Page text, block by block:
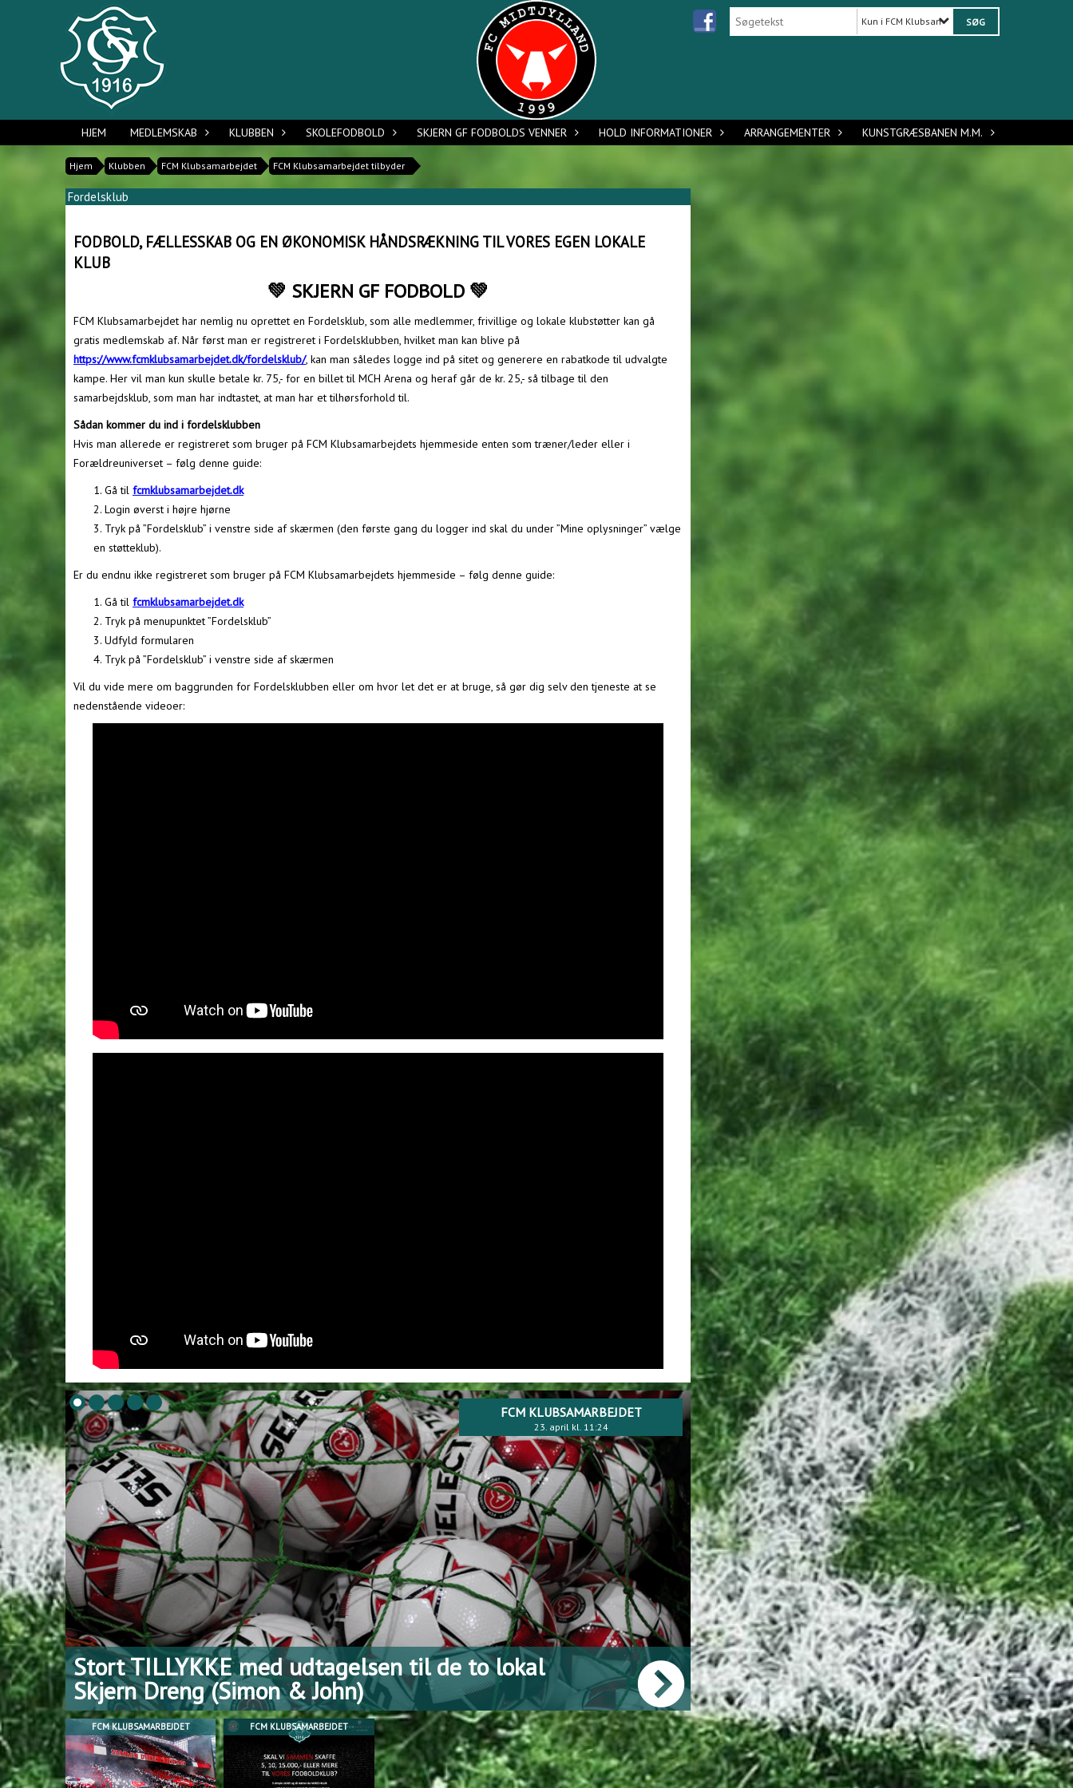
Kun i FCM Klubsamarbejdet tilbyder
HJEM MEDLEMSKAB KLUBBEN SKOLEFODBOLD SKJERN GF FODBOLDS VENNER HOLD INFORMATIONER ARRANGEMENTER KUNSTGRÆSBANEN M.M.
Hjem Klubben FCM Klubsamarbejdet FCM Klubsamarbejdet tilbyder
Fordelsklub
FODBOLD, FÆLLESSKAB OG EN ØKONOMISK HÅNDSRÆKNING TIL VORES EGEN LOKALE
KLUB
💚 SKJERN GF FODBOLD 💚
FCM Klubsamarbejdet har nemlig nu oprettet en Fordelsklub, som alle medlemmer, frivillige og lokale klubstøtter kan gå
gratis medlemskab af. Når først man er registreret i Fordelsklubben, hvilket man kan blive på
https://www.fcmklubsamarbejdet.dk/fordelsklub/, kan man således logge ind på sitet og generere en rabatkode til udvalgte
kampe. Her vil man kun skulle betale kr. 75,- for en billet til MCH Arena og heraf går de kr. 25,- så tilbage til den
samarbejdsklub, som man har indtastet, at man har et tilhørsforhold til.
Sådan kommer du ind i fordelsklubben
Hvis man allerede er registreret som bruger på FCM Klubsamarbejdets hjemmeside enten som træner/leder eller i
Forældreuniverset – følg denne guide:
Gå til fcmklubsamarbejdet.dk
Login øverst i højre hjørne
Tryk på ”Fordelsklub” i venstre side af skærmen (den første gang du logger ind skal du under ”Mine oplysninger” vælge
en støtteklub).
Er du endnu ikke registreret som bruger på FCM Klubsamarbejdets hjemmeside – følg denne guide:
Gå til fcmklubsamarbejdet.dk
Tryk på menupunktet ”Fordelsklub”
Udfyld formularen
Tryk på ”Fordelsklub” i venstre side af skærmen
Vil du vide mere om baggrunden for Fordelsklubben eller om hvor let det er at bruge, så gør dig selv den tjeneste at se
nedenstående videoer:
FCM KLUBSAMARBEJDET
04. februar kl. 13:19
FODBOLD, FÆLLESSKAB OG EN ØKONOMISK
HÅNDSRÆKNING TIL VORES EGEN LOKALE KLUB
= SKJERN GF FODBOLD 💚 Verdens flotteste rolle:
FCM KLUBSAMARBEJDET FCM KLUBSAMARBEJDET